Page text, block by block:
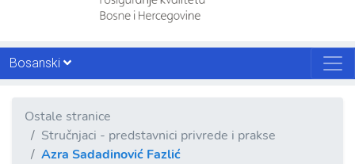
Bosanski
Ostale stranice
Stručnjaci - predstavnici privrede i prakse
Azra Sadadinović Fazlić